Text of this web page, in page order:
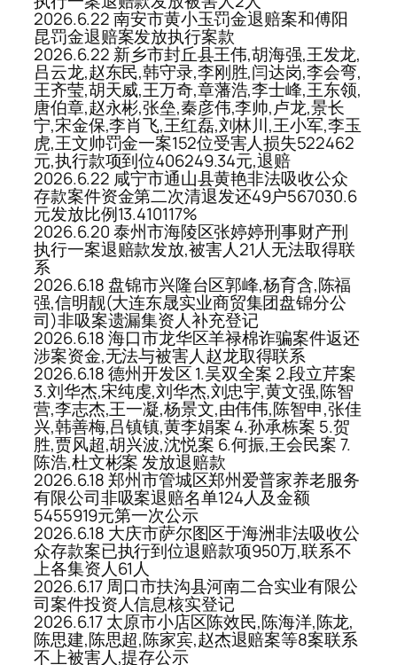
2026.6.22 南安市黄小玉罚金退赔案和傅阳
昆罚金退赔案发放执行案款
2026.6.22 新乡市封丘县王伟,胡海强,王发龙,
吕云龙,赵东民,韩守录,李刚胜,闫达岗,李会弯,
王齐莹,胡天威,王万奇,章藩浩,李士峰,王东领,
唐伯章,赵永彬,张垒,秦彦伟,李帅,卢龙,景长
宁,宋金保,李肖飞,王红磊,刘林川,王小军,李玉
虎,王文帅罚金一案152位受害人损失522462
元,执行款项到位406249.34元,退赔
2026.6.22 咸宁市通山县黄艳非法吸收公众
存款案件资金第二次清退发还49户567030.6
元发放比例13.410117%
2026.6.20 泰州市海陵区张婷婷刑事财产刑
执行一案退赔款发放,被害人21人无法取得联
系
2026.6.18 盘锦市兴隆台区郭峰,杨育含,陈福
强,信明靓(大连东晟实业商贸集团盘锦分公
司)非吸案遗漏集资人补充登记
2026.6.18 海口市龙华区羊禄棉诈骗案件返还
涉案资金,无法与被害人赵龙取得联系
2026.6.18 德州开发区 1.吴双全案 2.段立芹案
3.刘华杰,宋纯虔,刘华杰,刘忠宇,黄文强,陈智
营,李志杰,王一凝,杨景文,由伟伟,陈智申,张佳
兴,韩善梅,吕镇镇,黄李娟案 4.孙承栋案 5.贺
胜,贾风超,胡兴波,沈悦案 6.何振,王会民案 7.
陈浩,杜文彬案 发放退赔款
2026.6.18 郑州市管城区郑州爱普家养老服务
有限公司非吸案退赔名单124人及金额
5455919元第一次公示
2026.6.18 大庆市萨尔图区于海洲非法吸收公
众存款案已执行到位退赔款项950万,联系不
上各集资人61人
2026.6.17 周口市扶沟县河南二合实业有限公
司案件投资人信息核实登记
2026.6.17 太原市小店区陈效民,陈海洋,陈龙,
陈思建,陈思超,陈家宾,赵杰退赔案等8案联系
不上被害人,提存公示